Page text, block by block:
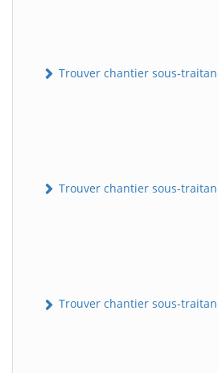
Trouver chantier sous-
Trouver chantier sous-
Trouver chantier sous-